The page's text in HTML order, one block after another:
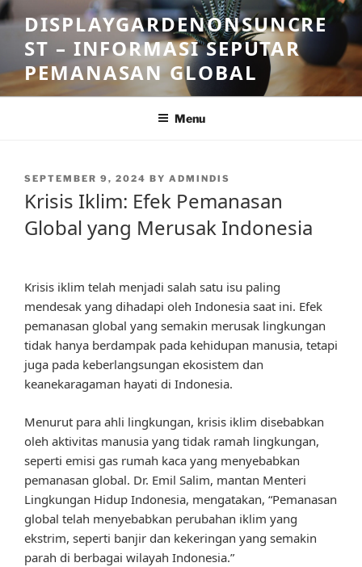
Skip
to
content
DISPLAYGARDENONSUNCRE
ST – INFORMASI SEPUTAR
PEMANASAN GLOBAL
Menu
POSTED
SEPTEMBER 9, 2024 BY ADMINDIS
Krisis Iklim: Efek Pemanasan
Global yang Merusak Indonesia
Krisis iklim telah menjadi salah satu isu paling
mendesak yang dihadapi oleh Indonesia saat ini. Efek
pemanasan global yang semakin merusak lingkungan
tidak hanya berdampak pada kehidupan manusia, tetapi
juga pada keberlangsungan ekosistem dan
keanekaragaman hayati di Indonesia.
Menurut para ahli lingkungan, krisis iklim disebabkan
oleh aktivitas manusia yang tidak ramah lingkungan,
seperti emisi gas rumah kaca yang menyebabkan
pemanasan global. Dr. Emil Salim, mantan Menteri
Lingkungan Hidup Indonesia, mengatakan, “Pemanasan
global telah menyebabkan perubahan iklim yang
ekstrim, seperti banjir dan kekeringan yang semakin
parah di berbagai wilayah Indonesia.”